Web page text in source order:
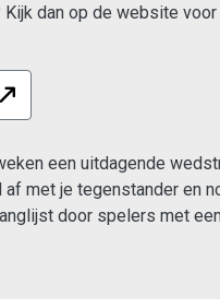
Kijk dan op de website
een uitdagende
met je tegenstander en
door spelers met